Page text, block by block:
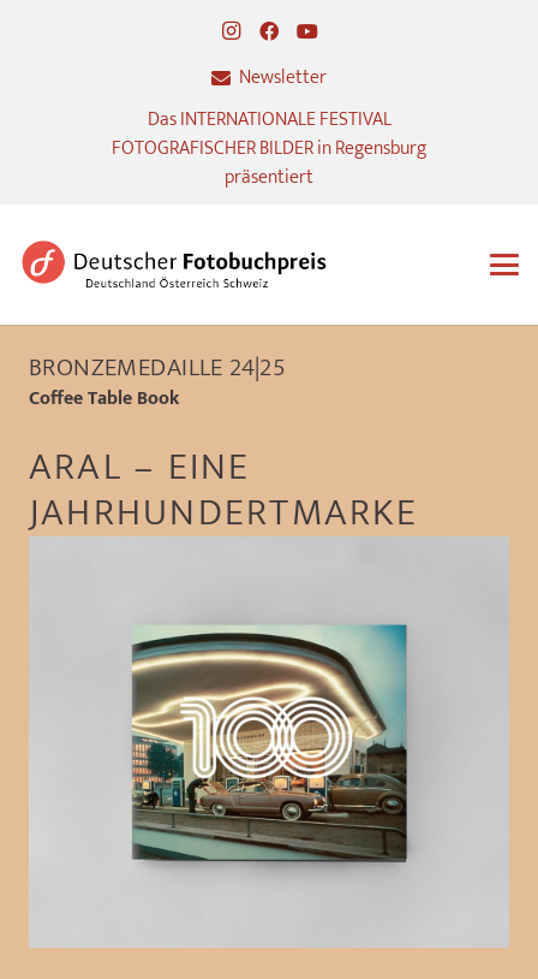
Newsletter
Das INTERNATIONALE FESTIVAL
FOTOGRAFISCHER BILDER in Regensburg
präsentiert
BRONZEMEDAILLE 24|25
Coffee Table Book
ARAL – EINE
JAHRHUNDERTMARKE